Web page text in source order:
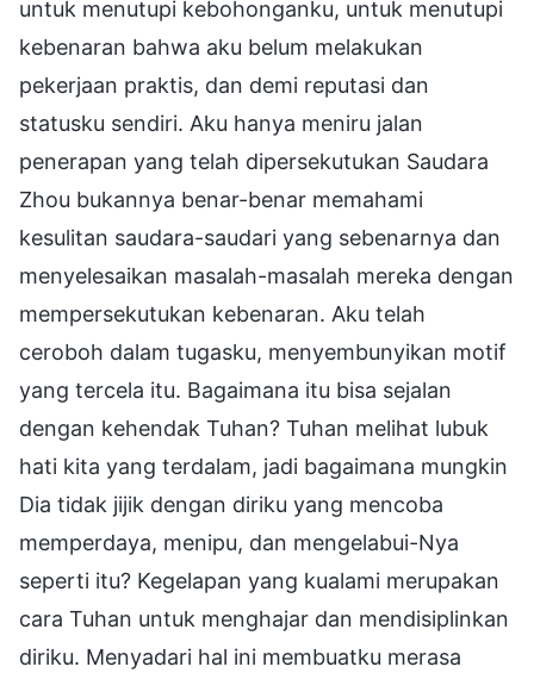
untuk menutupi kebohonganku, untuk menutupi
kebenaran bahwa aku belum melakukan
pekerjaan praktis, dan demi reputasi dan
statusku sendiri. Aku hanya meniru jalan
penerapan yang telah dipersekutukan Saudara
Zhou bukannya benar-benar memahami
kesulitan saudara-saudari yang sebenarnya dan
menyelesaikan masalah-masalah mereka dengan
mempersekutukan kebenaran. Aku telah
ceroboh dalam tugasku, menyembunyikan motif
yang tercela itu. Bagaimana itu bisa sejalan
dengan kehendak Tuhan? Tuhan melihat lubuk
hati kita yang terdalam, jadi bagaimana mungkin
Dia tidak jijik dengan diriku yang mencoba
memperdaya, menipu, dan mengelabui-Nya
seperti itu? Kegelapan yang kualami merupakan
cara Tuhan untuk menghajar dan mendisiplinkan
diriku. Menyadari hal ini membuatku merasa